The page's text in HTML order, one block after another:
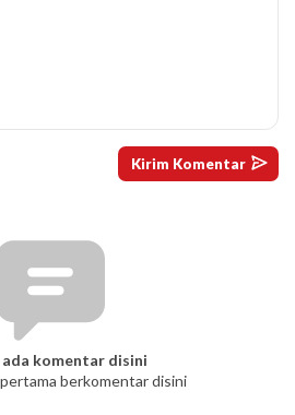
ada komentar disini
pertama berkomentar disini